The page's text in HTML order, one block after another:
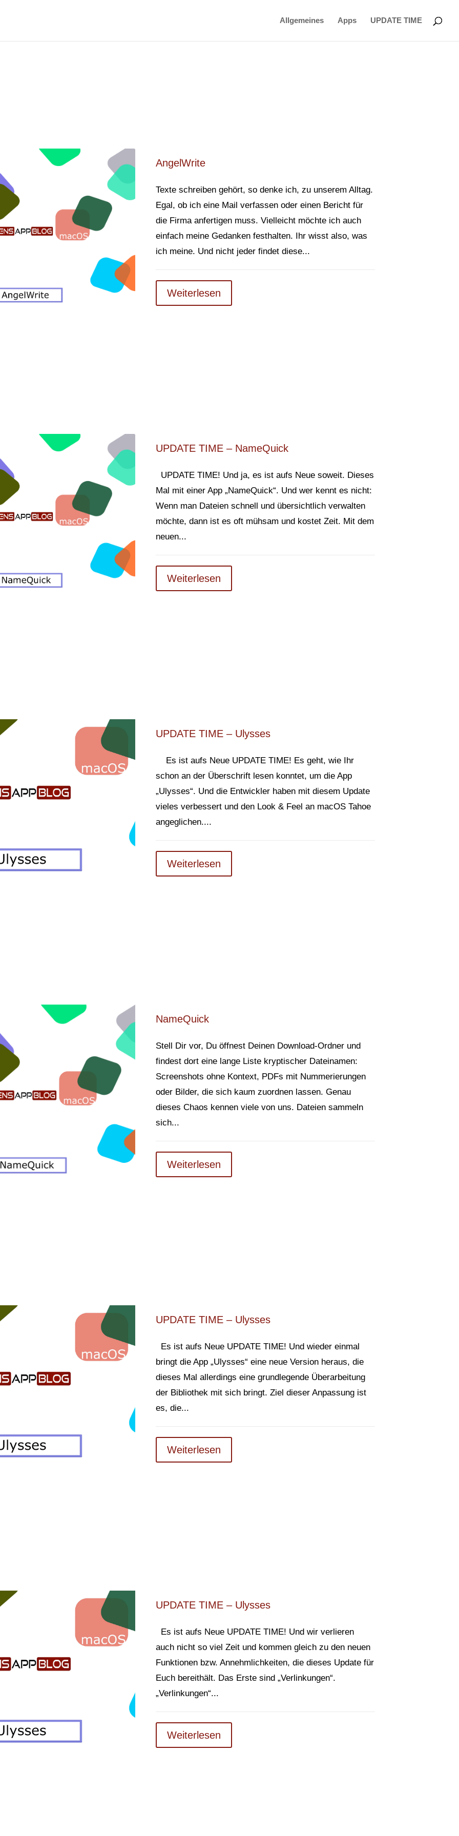
Allgemeines Apps UPDATE TIME
AngelWrite
Texte schreiben gehört, so denke ich, zu unserem Alltag.
Egal, ob ich eine Mail verfassen oder einen Bericht für
die Firma anfertigen muss. Vielleicht möchte ich auch
einfach meine Gedanken festhalten. Ihr wisst also, was
ich meine. Und nicht jeder findet diese...
Weiterlesen
UPDATE TIME – NameQuick
UPDATE TIME! Und ja, es ist aufs Neue soweit. Dieses
Mal mit einer App „NameQuick“. Und wer kennt es nicht:
Wenn man Dateien schnell und übersichtlich verwalten
möchte, dann ist es oft mühsam und kostet Zeit. Mit dem
neuen...
Weiterlesen
UPDATE TIME – Ulysses
Es ist aufs Neue UPDATE TIME! Es geht, wie Ihr
schon an der Überschrift lesen konntet, um die App
„Ulysses“. Und die Entwickler haben mit diesem Update
vieles verbessert und den Look & Feel an macOS Tahoe
angeglichen....
Weiterlesen
NameQuick
Stell Dir vor, Du öffnest Deinen Download-Ordner und
findest dort eine lange Liste kryptischer Dateinamen:
Screenshots ohne Kontext, PDFs mit Nummerierungen
oder Bilder, die sich kaum zuordnen lassen. Genau
dieses Chaos kennen viele von uns. Dateien sammeln
sich...
Weiterlesen
UPDATE TIME – Ulysses
Es ist aufs Neue UPDATE TIME! Und wieder einmal
bringt die App „Ulysses“ eine neue Version heraus, die
dieses Mal allerdings eine grundlegende Überarbeitung
der Bibliothek mit sich bringt. Ziel dieser Anpassung ist
es, die...
Weiterlesen
UPDATE TIME – Ulysses
Es ist aufs Neue UPDATE TIME! Und wir verlieren
auch nicht so viel Zeit und kommen gleich zu den neuen
Funktionen bzw. Annehmlichkeiten, die dieses Update für
Euch bereithält. Das Erste sind „Verlinkungen“.
„Verlinkungen“...
Weiterlesen